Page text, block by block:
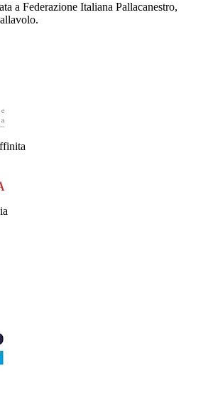
a Federazione Italiana Pallacanestro,